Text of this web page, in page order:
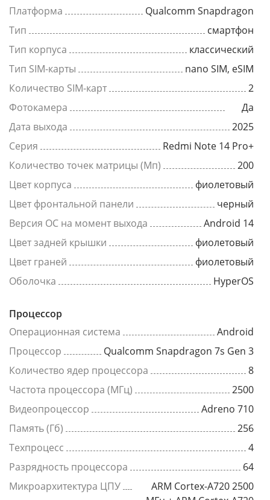
Платформа
Qualcomm Snapdragon
Тип
смартфон
Тип корпуса
классический
Тип SIM-карты
nano SIM, eSIM
Количество SIM-карт
2
Фотокамера
Да
Дата выхода
2025
Серия
Redmi Note 14 Pro+
Количество точек матрицы (Мп)
200
Цвет корпуса
фиолетовый
Цвет фронтальной панели
черный
Версия ОС на момент выхода
Android 14
Цвет задней крышки
фиолетовый
Цвет граней
фиолетовый
Оболочка
HyperOS
Процессор
Операционная система
Android
Процессор
Qualcomm Snapdragon 7s Gen 3
Количество ядер процессора
8
Частота процессора (МГц)
2500
Видеопроцессор
Adreno 710
Память (Гб)
256
Техпроцесс
4
Разрядность процессора
64
Микроархитектура ЦПУ
ARM Cortex-A720 2500